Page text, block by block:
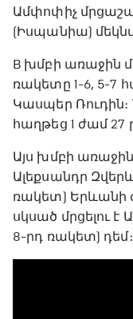
Ամփոփիչ
(Իսպանիա)
B խմբի առաջին
ռակետը 1-6, 5-7
Կասպեր
հաղթեց 1 ժամ 27
Այս խմբի առաջին
Ալեքսանդր
ռակետ) Երևանի
սկսած մրցելու է
8-րդ ռակետ) դեմ։